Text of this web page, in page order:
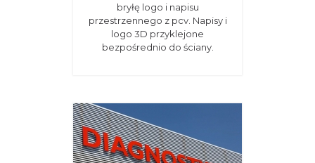
bryłę logo i napisu
przestrzennego z pcv. Napisy i
logo 3D przyklejone
bezpośrednio do ściany.